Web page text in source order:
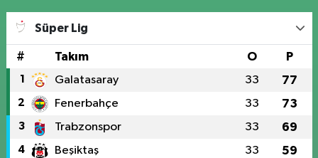
Süper Lig
# Takım O P
1 Galatasaray 33 77
2 Fenerbahçe 33 73
3 Trabzonspor 33 69
4 Beşiktaş 33 59